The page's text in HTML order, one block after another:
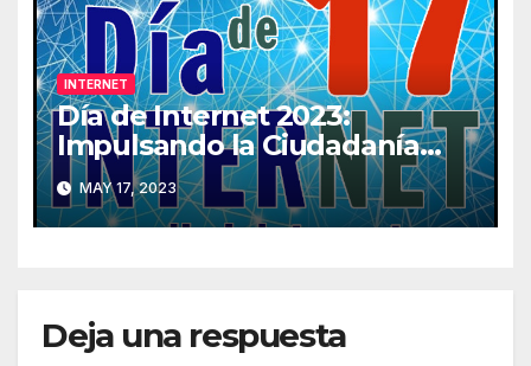
INTERNET
Día de Internet 2023:
Impulsando la Ciudadanía
Digital
MAY 17, 2023
Deja una respuesta